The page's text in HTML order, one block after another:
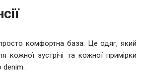
комфортна база. Це одяг, який
кожної зустрічі та кожної примірки
denim.